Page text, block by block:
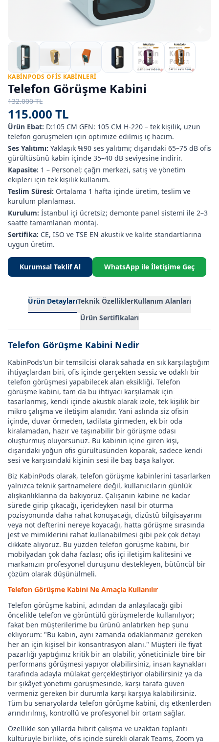
KABINPODS OFIS KABINLERI
Telefon Görüşme Kabini
132.000 TL
115.000 TL
Ürün Ebat: D:105 CM GEN: 105 CM H-220 – tek kişilik, uzun
telefon görüşmeleri için optimize edilmiş iç hacim.
Ses Yalıtımı: Yaklaşık %90 ses yalıtımı; dışarıdaki 65–75 dB ofis
gürültüsünü kabin içinde 35–40 dB seviyesine indirir.
Kapasite: 1 – Personel; çağrı merkezi, satış ve yönetim
ekipleri için tek kişilik kullanım.
Teslim Süresi: Ortalama 1 hafta içinde üretim, teslim ve
kurulum planlaması.
Kurulum: İstanbul içi ücretsiz; demonte panel sistemi ile 2–3
saatte tamamlanan montaj.
Sertifika: CE, ISO ve TSE EN akustik ve kalite standartlarına
uygun üretim.
Kurumsal Teklif Al WhatsApp ile İletişime Geç
Ürün DetaylarıTeknik ÖzelliklerKullanım Alanları
Ürün Sertifikaları
Telefon Görüşme Kabini Nedir
KabinPods'un bir temsilcisi olarak sahada en sık karşılaştığım
ihtiyaçlardan biri, ofis içinde gerçekten sessiz ve odaklı bir
telefon görüşmesi yapabilecek alan eksikliği. Telefon
görüşme kabini, tam da bu ihtiyacı karşılamak için
tasarlanmış, kendi içinde akustik olarak izole, tek kişilik bir
mikro çalışma ve iletişim alanıdır. Yani aslında siz ofisin
içinde, duvar örmeden, tadilata girmeden, ek bir oda
kiralamadan, hazır ve taşınabilir bir görüşme odası
oluşturmuş oluyorsunuz. Bu kabinin içine giren kişi,
dışarıdaki yoğun ofis gürültüsünden koparak, sadece kendi
sesi ve karşısındaki kişinin sesi ile baş başa kalıyor.
Biz KabinPods olarak, telefon görüşme kabinlerini tasarlarken
yalnızca teknik şartnamelere değil, kullanıcıların günlük
alışkanlıklarına da bakıyoruz. Çalışanın kabine ne kadar
sürede girip çıkacağı, içerideyken nasıl bir oturma
pozisyonunda daha rahat konuşacağı, dizüstü bilgisayarını
veya not defterini nereye koyacağı, hatta görüşme sırasında
jest ve mimiklerini rahat kullanabilmesi gibi pek çok detayı
dikkate alıyoruz. Bu yüzden telefon görüşme kabini, bir
mobilyadan çok daha fazlası; ofis içi iletişim kalitesini ve
markanızın profesyonel duruşunu destekleyen, bütüncül bir
çözüm olarak düşünülmeli.
Telefon Görüşme Kabini Ne Amaçla Kullanılır
Telefon görüşme kabini, adından da anlaşılacağı gibi
öncelikle telefon ve görüntülü görüşmelerde kullanılıyor;
fakat ben müşterilerime bu ürünü anlatırken hep şunu
ekliyorum: "Bu kabin, aynı zamanda odaklanmanız gereken
her an için kişisel bir konsantrasyon alanı." Müşteri ile fiyat
pazarlığı yaptığınız kritik bir an olabilir, yöneticinizle bire bir
performans görüşmesi yapıyor olabilirsiniz, insan kaynakları
tarafında adayla mülakat gerçekleştiriyor olabilirsiniz ya da
bir şikâyet yönetimi görüşmesinde, karşı tarafa güven
vermeniz gereken bir durumla karşı karşıya kalabilirsiniz.
Tüm bu senaryolarda telefon görüşme kabini, dış etkenlerden
arındırılmış, kontrollü ve profesyonel bir ortam sağlar.
Özellikle son yıllarda hibrit çalışma ve uzaktan toplantı
kültürüyle birlikte, ofis içinde sürekli olarak Teams, Zoom ya